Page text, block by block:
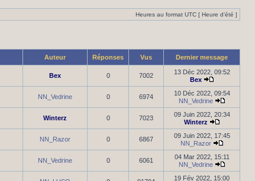
Heures au format UTC [ Heure d’été ]
Auteur Réponses Vus Dernier message
Bex 0 7002
13 Déc 2022, 09:52
Bex
NN_Vedrine 0 6974
10 Déc 2022, 09:54
NN_Vedrine
Winterz 0 7023
09 Juin 2022, 20:34
Winterz
NN_Razor 0 6867
09 Juin 2022, 17:45
NN_Razor
NN_Vedrine 0 6061
04 Mar 2022, 15:11
NN_Vedrine
19 Fév 2022, 15:00